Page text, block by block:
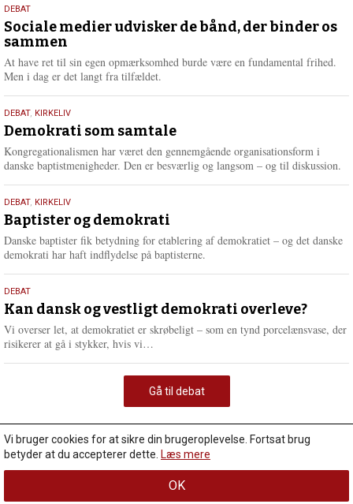
18.
maj
2026
DEBAT
Sociale medier udvisker de bånd, der binder os
sammen
At have ret til sin egen opmærksomhed burde være en fundamental frihed.
Men i dag er det langt fra tilfældet.
18.
maj
2026
DEBAT, KIRKELIV
Demokrati som samtale
Kongregationalismen har været den gennemgående organisationsform i
danske baptistmenigheder. Den er besværlig og langsom – og til diskussion.
18.
maj
2026
DEBAT, KIRKELIV
Baptister og demokrati
Danske baptister fik betydning for etablering af demokratiet – og det danske
demokrati har haft indflydelse på baptisterne.
18.
maj
2026
DEBAT
Kan dansk og vestligt demokrati overleve?
Vi overser let, at demokratiet er skrøbeligt – som en tynd porcelænsvase, der
risikerer at gå i stykker, hvis vi…
m
e
e
Gå til debat
Vi bruger cookies for at sikre din brugeroplevelse. Fortsat brug
betyder at du accepterer dette. Læs mere
OK